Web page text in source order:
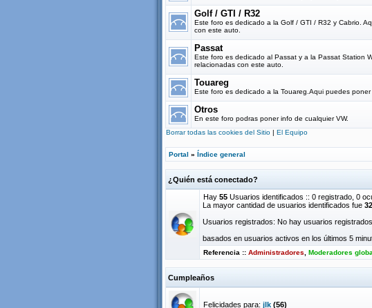
Golf / GTI / R32
Este foro es dedicado a la Golf / GTI / R32 y Cabrio.
con este auto.
Passat
Este foro es dedicado al Passat y a la Passat Station
relacionadas con este auto.
Touareg
Este foro es dedicado a la Touareg.Aqui puedes
Otros
En este foro podras poner info de cualquier VW.
Borrar todas las cookies del Sitio | El Equipo
Portal » Índice general
¿Quién está conectado?
Hay 55 Usuarios identificados :: 0 registrado, 0
La mayor cantidad de usuarios identificados fue
Usuarios registrados: No hay usuarios
basados en usuarios activos en los últimos 5
Referencia :: Administradores Moderadores
Cumpleaños
Felicidades para: jlk (56)